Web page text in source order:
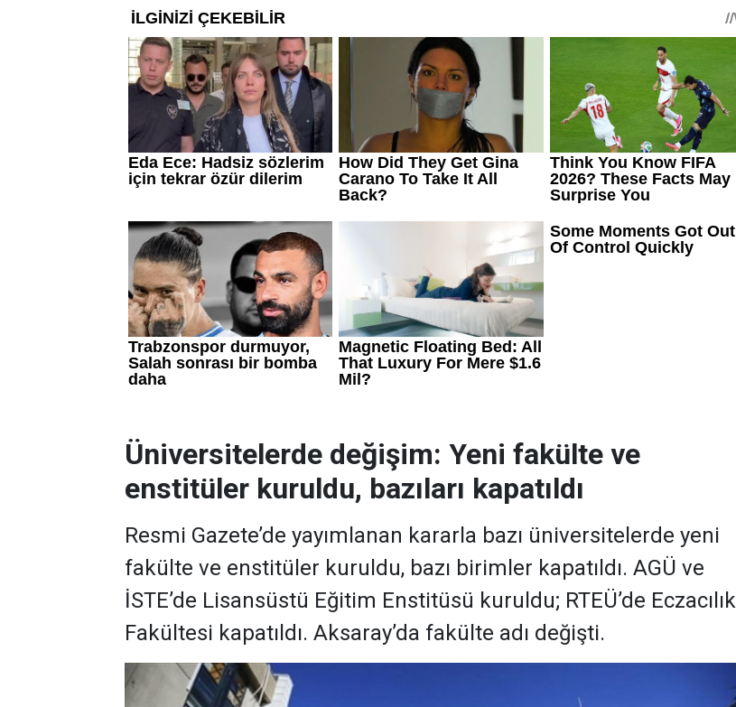
Üniversitelerde değişim: Yeni fakülte ve
enstitüler kuruldu, bazıları kapatıldı
Resmi Gazete’de yayımlanan kararla bazı üniversitelerde yeni
fakülte ve enstitüler kuruldu, bazı birimler kapatıldı. AGÜ ve
İSTE’de Lisansüstü Eğitim Enstitüsü kuruldu; RTEÜ’de Eczacılık
Fakültesi kapatıldı. Aksaray’da fakülte adı değişti.